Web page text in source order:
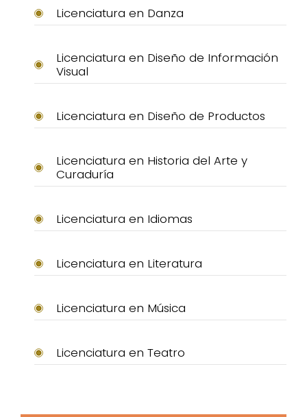
Licenciatura en Danza
Licenciatura en Diseño de Información
Visual
Licenciatura en Diseño de Productos
Licenciatura en Historia del Arte y
Curaduría
Licenciatura en Idiomas
Licenciatura en Literatura
Licenciatura en Música
Licenciatura en Teatro